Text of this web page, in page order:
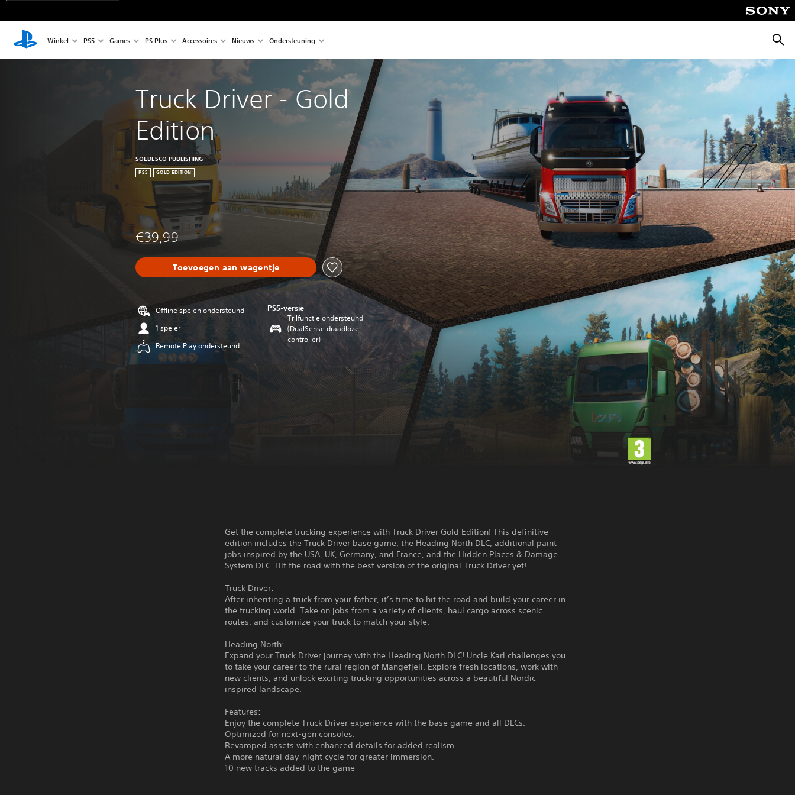
Winkel PS5 Games PS Plus Accessoires Nieuws Ondersteuning
Truck Driver - Gold
Edition
SOEDESCO PUBLISHING
PS5 GOLD EDITION
€39,99
Toevoegen aan wagentje
Offline spelen ondersteund
1 speler
Remote Play ondersteund
PS5-versie
Trilfunctie ondersteund
(DualSense draadloze
controller)
Get the complete trucking experience with Truck Driver Gold Edition! This definitive
edition includes the Truck Driver base game, the Heading North DLC, additional paint
jobs inspired by the USA, UK, Germany, and France, and the Hidden Places & Damage
System DLC. Hit the road with the best version of the original Truck Driver yet!
Truck Driver:
After inheriting a truck from your father, it’s time to hit the road and build your career in
the trucking world. Take on jobs from a variety of clients, haul cargo across scenic
routes, and customize your truck to match your style.
Heading North:
Expand your Truck Driver journey with the Heading North DLC! Uncle Karl challenges you
to take your career to the rural region of Mangefjell. Explore fresh locations, work with
new clients, and unlock exciting trucking opportunities across a beautiful Nordic-
inspired landscape.
Features:
Enjoy the complete Truck Driver experience with the base game and all DLCs.
Optimized for next-gen consoles.
Revamped assets with enhanced details for added realism.
A more natural day-night cycle for greater immersion.
10 new tracks added to the game